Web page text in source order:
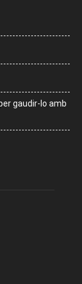
gaudir-lo amb